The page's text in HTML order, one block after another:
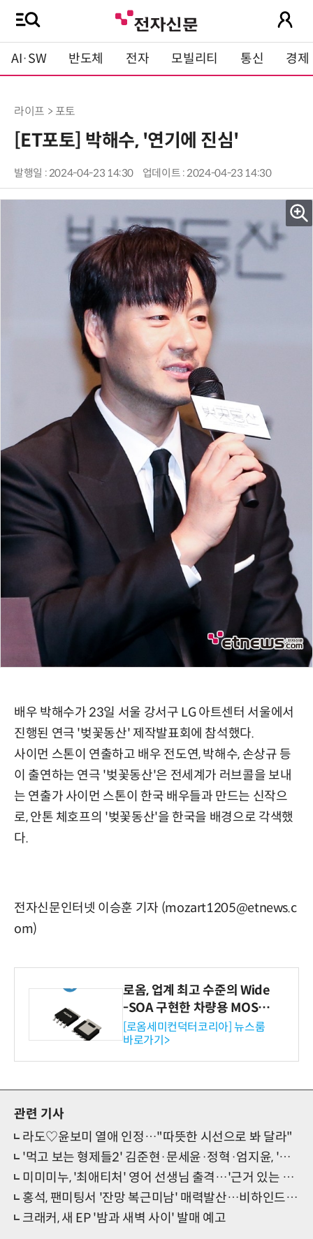
AI·SW 반도체 전자 모빌리티 통신 경제
라이프 > 포토
[ET포토] 박해수, '연기에 진심'
발행일 : 2024-04-23 14:30 업데이트 : 2024-04-23 14:30
배우 박해수가 23일 서울 강서구 LG 아트센터 서울에서
진행된 연극 '벚꽃동산' 제작발표회에 참석했다.
사이먼 스톤이 연출하고 배우 전도연, 박해수, 손상규 등
이 출연하는 연극 '벚꽃동산'은 전세계가 러브콜을 보내
는 연출가 사이먼 스톤이 한국 배우들과 만드는 신작으
로, 안톤 체호프의 '벚꽃동산'을 한국을 배경으로 각색했
다.
전자신문인터넷 이승훈 기자 (mozart1205@etnews.c
om)
로옴, 업계 최고 수준의 Wide
-SOA 구현한 차량용 MOSF
ET 개발
[로옴세미컨덕터코리아] 뉴스룸
바로가기>
관련 기사
라도♡윤보미 열애 인정…"따뜻한 시선으로 봐 달라"
'먹고 보는 형제들2' 김준현·문세윤·정혁·엄지윤, 'MZ잼' 터졌다
미미미누, '최애티처' 영어 선생님 출격…'근거 있는 자신감'
홍석, 팬미팅서 '잔망 복근미남' 매력발산…비하인드컷 공개
크래커, 새 EP '밤과 새벽 사이' 발매 예고